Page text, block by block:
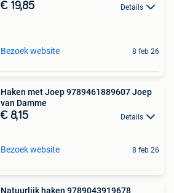
€ 19,85 Details
Bezoek website 8 feb 26
Haken met Joep 9789461889607 Joep
van Damme
€ 8,15 Details
Bezoek website 8 feb 26
Natuurlijk haken 9789043919678